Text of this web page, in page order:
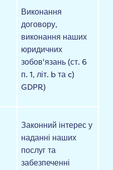
Виконання
договору,
виконання наших
юридичних
зобов'язань (ст. 6
п. 1, літ. b та c)
GDPR)
Законний інтерес у
наданні наших
послуг та
забезпеченні